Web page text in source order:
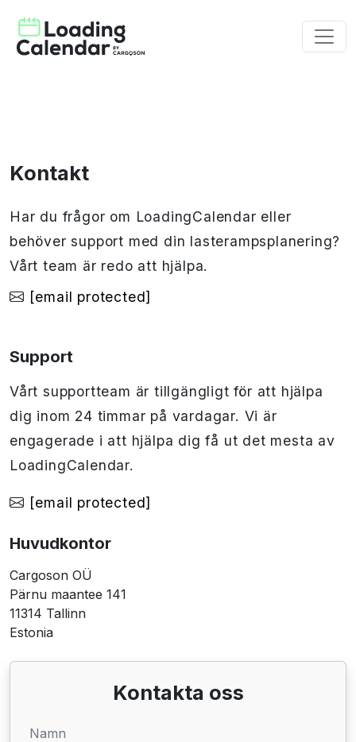
Kontakt
Har du frågor om LoadingCalendar eller
behöver support med din lasterampsplanering?
Vårt team är redo att hjälpa.
[email protected]
Support
Vårt supportteam är tillgängligt för att hjälpa
dig inom 24 timmar på vardagar. Vi är
engagerade i att hjälpa dig få ut det mesta av
LoadingCalendar.
[email protected]
Huvudkontor
Cargoson OÜ
Pärnu maantee 141
11314 Tallinn
Estonia
Kontakta oss
Namn